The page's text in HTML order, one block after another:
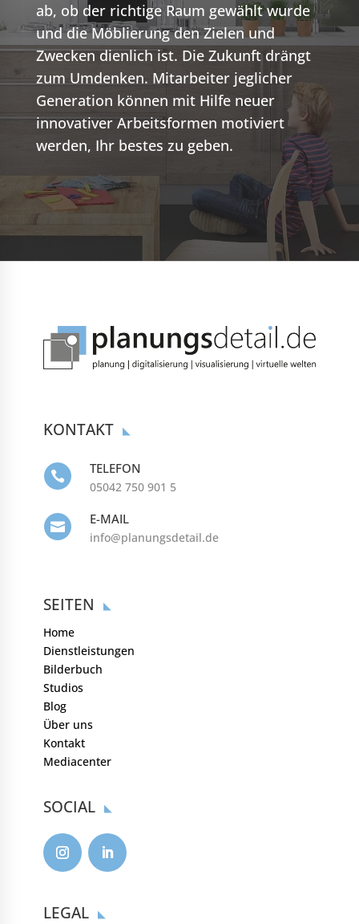
ab, ob der richtige Raum gewählt wurde
und die Möblierung den Zielen und
Zwecken dienlich ist. Die Zukunft drängt
zum Umdenken. Mitarbeiter jeglicher
Generation können mit Hilfe neuer
innovativer Arbeitsformen motiviert
werden, Ihr bestes zu geben.
KONTAKT
 TELEFON
05042 750 901 5
 E-MAIL
info@planungsdetail.de
SEITEN
Home
Dienstleistungen
Bilderbuch
Studios
Blog
Über uns
Kontakt
Mediacenter
SOCIAL
LEGAL